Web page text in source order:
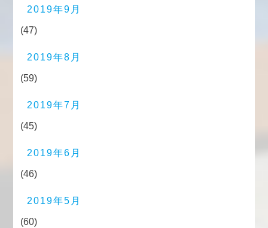
2019年9月
(47)
2019年8月
(59)
2019年7月
(45)
2019年6月
(46)
2019年5月
(60)